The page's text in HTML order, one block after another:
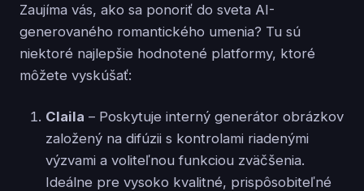
Zaujíma vás, ako sa ponoriť do sveta AI-
generovaného romantického umenia? Tu sú
niektoré najlepšie hodnotené platformy, ktoré
môžete vyskúšať:
Claila – Poskytuje interný generátor obrázkov
založený na difúzii s kontrolami riadenými
výzvami a voliteľnou funkciou zväčšenia.
Ideálne pre vysoko kvalitné, prispôsobiteľné